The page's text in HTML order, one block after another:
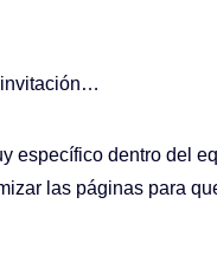
invitación…
específico dentro del
las páginas para